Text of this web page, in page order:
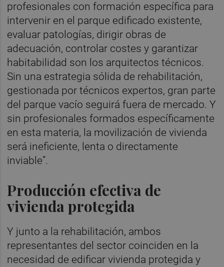
profesionales con formación específica para
intervenir en el parque edificado existente,
evaluar patologías, dirigir obras de
adecuación, controlar costes y garantizar
habitabilidad son los arquitectos técnicos.
Sin una estrategia sólida de rehabilitación,
gestionada por técnicos expertos, gran parte
del parque vacío seguirá fuera de mercado. Y
sin profesionales formados específicamente
en esta materia, la movilización de vivienda
será ineficiente, lenta o directamente
inviable”.
Producción efectiva de
vivienda protegida
Y junto a la rehabilitación, ambos
representantes del sector coinciden en la
necesidad de edificar vivienda protegida y